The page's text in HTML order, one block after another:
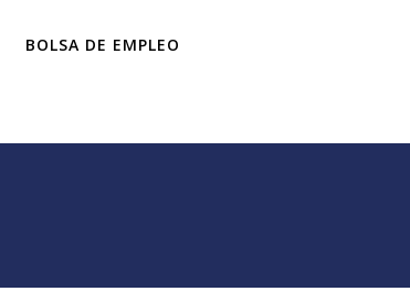
BOLSA DE EMPLEO